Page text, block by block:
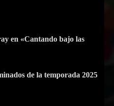
en «Cantando bajo las
de la temporada 2025